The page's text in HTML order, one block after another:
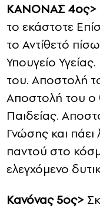
ΚΑΝΟΝΑΣ 4ος>
το εκάστοτε
το Αντίθετό
Υπουγείο
του. Αποστολή
Αποστολή του ο
Παιδείας.
Γνώσης και πάει
παντού στο
ελεγχόμενο
Κανόνας 5ος>